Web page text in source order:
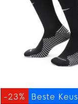
Beste Keus
-23%